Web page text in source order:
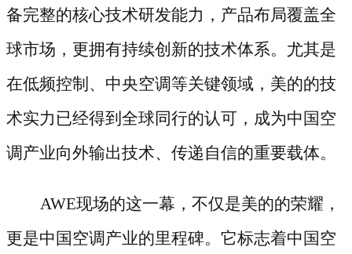
备完整的核心技术研发能力，产品布局覆盖全
球市场，更拥有持续创新的技术体系。尤其是
在低频控制、中央空调等关键领域，美的的技
术实力已经得到全球同行的认可，成为中国空
调产业向外输出技术、传递自信的重要载体。
AWE现场的这一幕，不仅是美的的荣耀，
更是中国空调产业的里程碑。它标志着中国空